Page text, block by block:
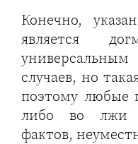
Конечно,
является
случаев, но
поэтому любые
либо во лжи
фактов,